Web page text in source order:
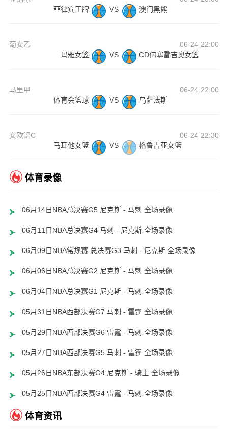
菲律宾王牌
VS 澳门黑熊
葡女乙
06-24 22:00
玛雅女篮
VS CD何塞雷吉奥女篮
马里甲
06-24 22:00
体育会篮球
VS 乌萨法斯
女欧锦C
06-24 22:30
马耳他女篮
VS 格鲁吉亚女篮
体育录像
06月14日NBA总决赛G5 尼克斯 - 马刺 全场录像
06月11日NBA总决赛G4 马刺 - 尼克斯 全场录像
06月09日NBA常规赛 总决赛G3 马刺 - 尼克斯 全场录像
06月06日NBA总决赛G2 尼克斯 - 马刺 全场录像
06月04日NBA总决赛G1 尼克斯 - 马刺 全场录像
05月31日NBA西部决赛G7 马刺 - 雷霆 全场录像
05月29日NBA西部决赛G6 雷霆 - 马刺 全场录像
05月27日NBA西部决赛G5 马刺 - 雷霆 全场录像
05月26日NBA东部决赛G4 尼克斯 - 骑士 全场录像
05月25日NBA西部决赛G4 雷霆 - 马刺 全场录像
体育资讯